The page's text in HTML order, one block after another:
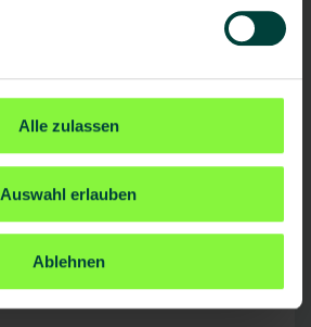
Alle zulassen
Auswahl erlauben
Ablehnen